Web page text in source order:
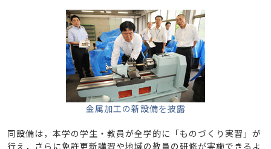
金属加工の新設備を披露
同設備は，本学の学生・教員が全学的に「ものづくり実習」が
行え，さらに免許更新講習や地域の教員の研修が実施できるよ